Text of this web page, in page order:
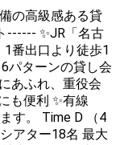
の高級感ある貸
番出口より徒歩1
パターンの貸し会
あふれ、重役会
も便利 ✨有線
D （4